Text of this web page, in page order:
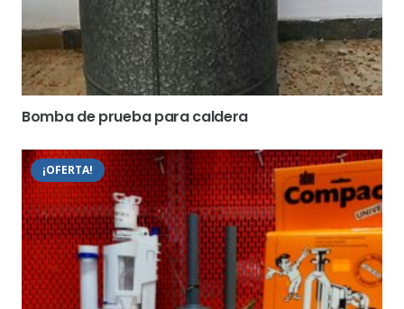
Bomba de prueba para caldera
¡OFERTA!